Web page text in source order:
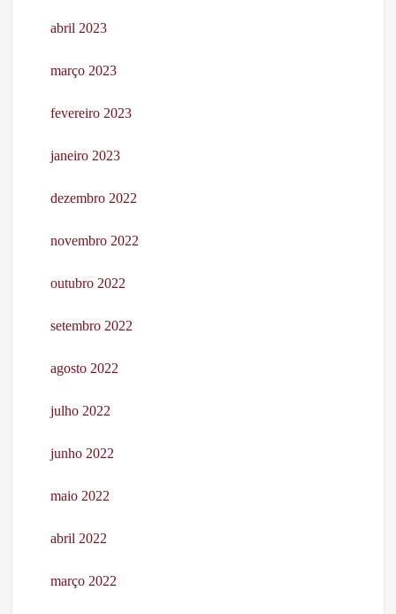
abril 2023
março 2023
fevereiro 2023
janeiro 2023
dezembro 2022
novembro 2022
outubro 2022
setembro 2022
agosto 2022
julho 2022
junho 2022
maio 2022
abril 2022
março 2022